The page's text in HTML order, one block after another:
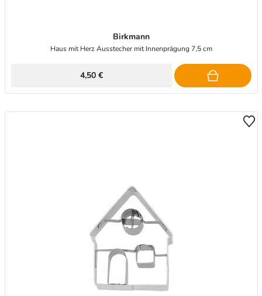
Birkmann
Haus mit Herz Ausstecher mit Innenprägung 7,5 cm
4,50 €